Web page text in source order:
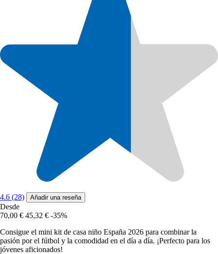
4.6 (28) Añadir una reseña
Desde
70,00 € 45,32 € -35%
Consigue el mini kit de casa niño España 2026 para combinar la
pasión por el fútbol y la comodidad en el día a día. ¡Perfecto para los
jóvenes aficionados!